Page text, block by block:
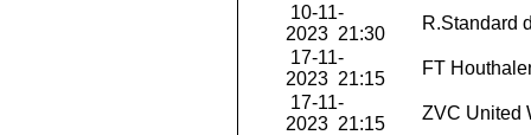
10-11-
2023 21:30
R.Standard
17-11-
2023 21:15
FT
17-11-
2023 21:15
ZVC United